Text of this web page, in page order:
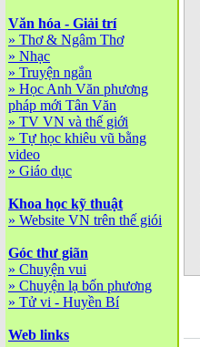
Văn hóa - Giải trí
» Thơ & Ngâm Thơ
» Nhạc
» Truyện ngắn
» Học Anh Văn phương
pháp mới Tân Văn
» TV VN và thế giới
» Tự học khiêu vũ bằng
video
» Giáo dục
Khoa học kỹ thuật
» Website VN trên thế giói
Góc thư giãn
» Chuyện vui
» Chuyện lạ bốn phương
» Tử vi - Huyền Bí
Web links